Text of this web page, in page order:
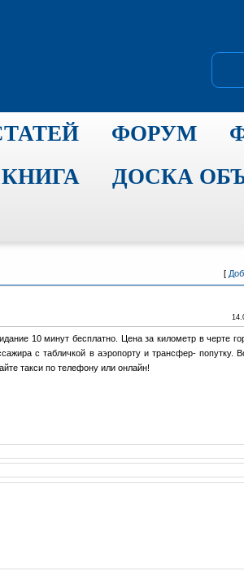
ФОРУМ
ДОСКА
[
10 минут бесплатно. Цена за километр в черте
с табличкой в аэропорту и трансфер- попутку.
такси по телефону или онлайн!